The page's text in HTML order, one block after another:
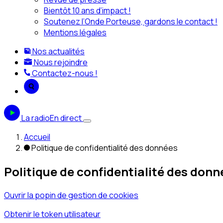
Bientôt 10 ans d’impact !
Soutenez l’Onde Porteuse, gardons le contact !
Mentions légales
Nos actualités
Nous rejoindre
Contactez-nous !
La radioEn direct
Accueil
Politique de confidentialité des données
Politique de confidentialité des
Ouvrir la popin de gestion de cookies
Obtenir le token utilisateur